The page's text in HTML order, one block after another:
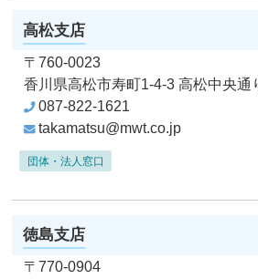
高松支店
〒760-0023
香川県高松市寿町1-4-3高松中央通
087-822-1621
takamatsu@mwt.co.jp
団体・法人窓口
徳島支店
〒770-0904